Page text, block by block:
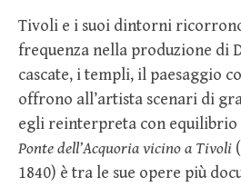
Tivoli e i suoi dintorni
frequenza nella produzione di
cascate, i templi, il paesaggio
offrono all’artista scenari di
egli reinterpreta con equilibrio
Ponte dell’Acquoria vicino a Tivoli
1840) è tra le sue opere più